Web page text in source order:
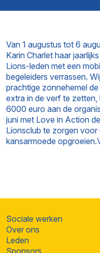
Van 1 augustus tot 6
Karin Charlet haar
Lions-leden met een
begeleiders verrassen.
prachtige zonnehemel
extra in de verf te
6000 euro aan de
juni met Love in Action
Lionsclub te zorgen voor
kansarmoede
Sociale werken
Over ons
Leden
Sponsors